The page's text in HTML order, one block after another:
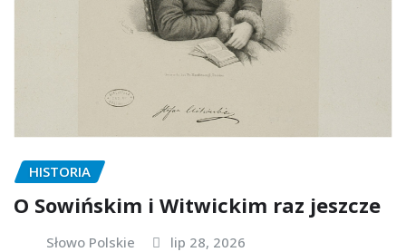
HISTORIA
O Sowińskim i Witwickim raz jeszcze
Słowo Polskie lip 28, 2026